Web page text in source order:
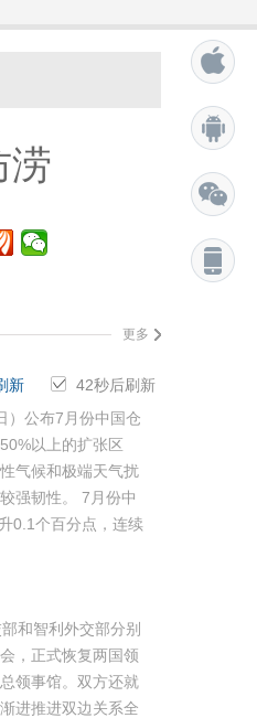
涝
更多
41秒后刷新
新
）公布7月份中国仓
以上的扩张区
气候和极端天气扰
强韧性。 7月份中
0.1个百分点，连续
和智利外交部分别
，正式恢复两国领
领事馆。双方还就
进推进双边关系全